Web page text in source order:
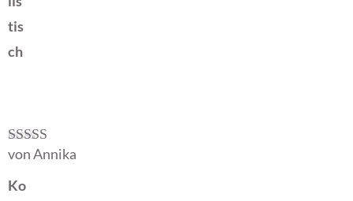
tis
ch
Bewertet mit
von Annika
Ko